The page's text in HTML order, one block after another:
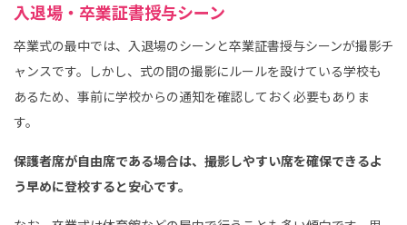
入退場・卒業証書授与シーン
卒業式の最中では、入退場のシーンと卒業証書授与シーンが撮影チ
ャンスです。しかし、式の間の撮影にルールを設けている学校も
あるため、事前に学校からの通知を確認しておく必要もありま
す。
保護者席が自由席である場合は、撮影しやすい席を確保できるよ
う早めに登校すると安心です。